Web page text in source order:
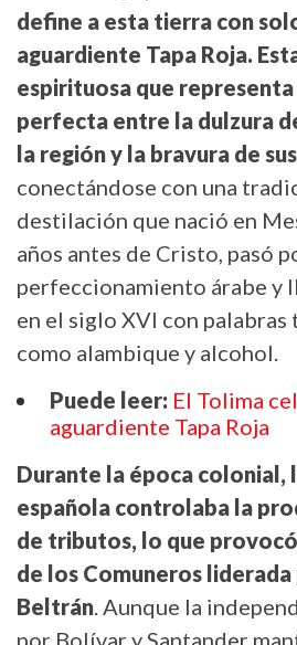
define a esta tierra con
aguardiente Tapa Roja.
espirituosa que
perfecta entre la dulzura
la región y la bravura de
conectándose con una
destilación que nació en
años antes de Cristo, pasó
perfeccionamiento árabe y
en el siglo XVI con
como alambique y alcohol.
Puede leer: El Tolima
aguardiente Tapa Roja
Durante la época colonial,
española controlaba la
de tributos, lo que
de los Comuneros
Beltrán. Aunque la
por Bolívar y Santander